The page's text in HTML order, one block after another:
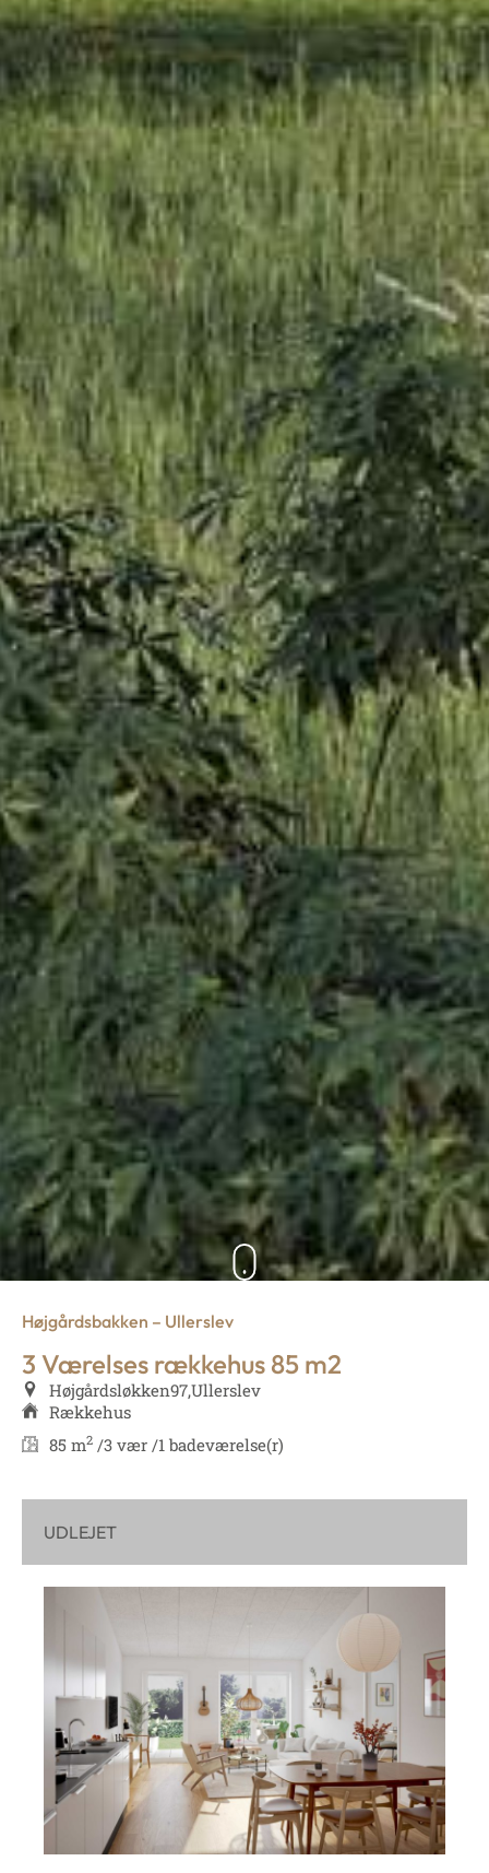
Højgårdsbakken – Ullerslev
3 Værelses rækkehus 85 m2
Højgårdsløkken97,Ullerslev
Rækkehus
85 m2 /3 vær /1 badeværelse(r)
UDLEJET